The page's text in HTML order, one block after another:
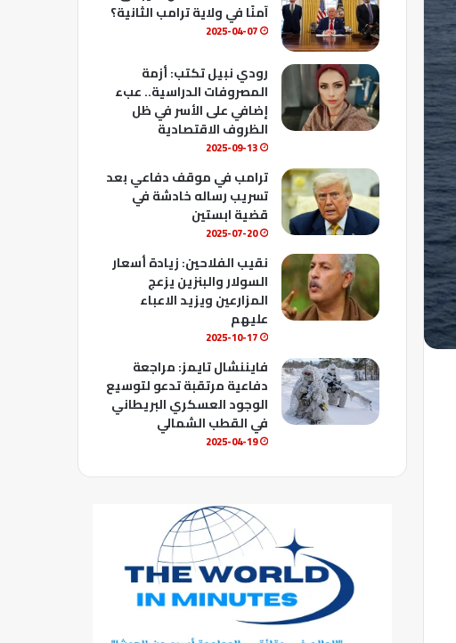
b
e
آمنًا في ولاية ترامب الثانية؟
2025-04-07
رودي نبيل تكتب: أزمة
المصروفات الدراسية.. عبء
إضافي على الأسر في ظل
الظروف الاقتصادية
2025-09-13
ترامب في موقف دفاعي بعد
تسريب رساله خادشة في
قضية ابستين
2025-07-20
نقيب الفلاحين: زيادة أسعار
السولار والبنزين يزعج
المزارعين ويزيد الاعباء
عليهم
2025-10-17
فايننشال تايمز: مراجعة
دفاعية مرتقبة تدعو لتوسيع
الوجود العسكري البريطاني
في القطب الشمالي
2025-04-19